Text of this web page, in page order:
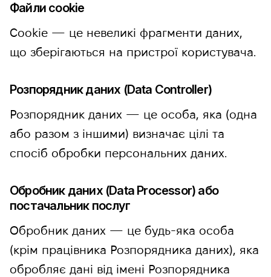
Файли cookie
Cookie — це невеликі фрагменти даних,
що зберігаються на пристрої користувача.
Розпорядник даних (Data Controller)
Розпорядник даних — це особа, яка (одна
або разом з іншими) визначає цілі та
спосіб обробки персональних даних.
Обробник даних (Data Processor) або
постачальник послуг
Обробник даних — це будь-яка особа
(крім працівника Розпорядника даних), яка
обробляє дані від імені Розпорядника